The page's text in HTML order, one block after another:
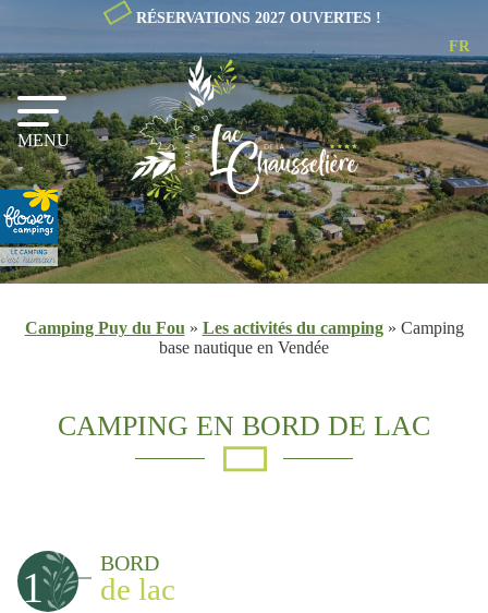
RÉSERVATIONS 2027 OUVERTES !
NL
EN
FR
MENU
Camping Puy du Fou » Les activités du camping» Camping
base nautique en Vendée
CAMPING EN BORD DE LAC
1 BORD
de lac